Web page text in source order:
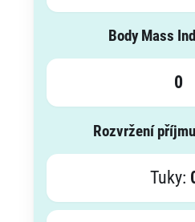
Body Mass
0
Rozvržení
Tuky: